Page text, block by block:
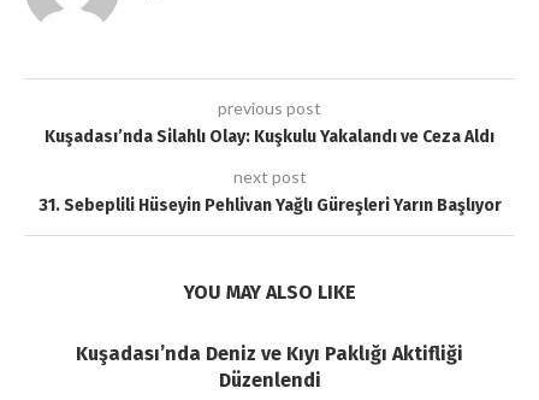
previous post
Kuşadası’nda Silahlı Olay: Kuşkulu Yakalandı ve Ceza Aldı
next post
31. Sebeplili Hüseyin Pehlivan Yağlı Güreşleri Yarın Başlıyor
YOU MAY ALSO LIKE
Kuşadası’nda Deniz ve Kıyı Paklığı Aktifliği
Düzenlendi